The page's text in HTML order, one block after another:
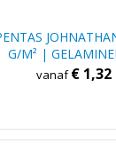
G/M² |
vanaf€ 1,32